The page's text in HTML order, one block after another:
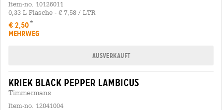
Item-no. 10126011
0,33 L Flasche - € 7,58 / LTR
€ 2,50
MEHRWEG
Ausverkauft
kriek black pepper lambicus
Timmermans
Item-no. 12041004